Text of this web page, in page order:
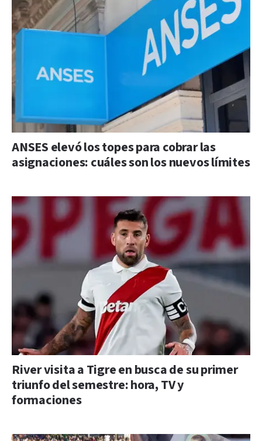
ANSES elevó los topes para cobrar las
asignaciones: cuáles son los nuevos límites
River visita a Tigre en busca de su primer
triunfo del semestre: hora, TV y
formaciones